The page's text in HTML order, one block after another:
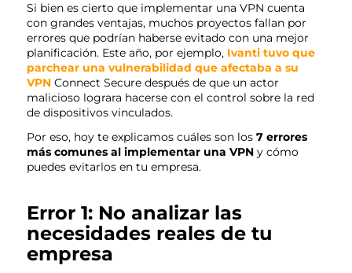
Si bien es cierto que implementar una VPN cuenta
con grandes ventajas, muchos proyectos fallan por
errores que podrían haberse evitado con una mejor
planificación. Este año, por ejemplo, Ivanti tuvo que
parchear una vulnerabilidad que afectaba a su
VPNConnect Secure después de que un actor
malicioso lograra hacerse con el control sobre la red
de dispositivos vinculados.
Por eso, hoy te explicamos cuáles son los 7 errores
más comunes al implementar una VPNy cómo
puedes evitarlos en tu empresa.
Error 1: No analizar las
necesidades reales de tu
empresa